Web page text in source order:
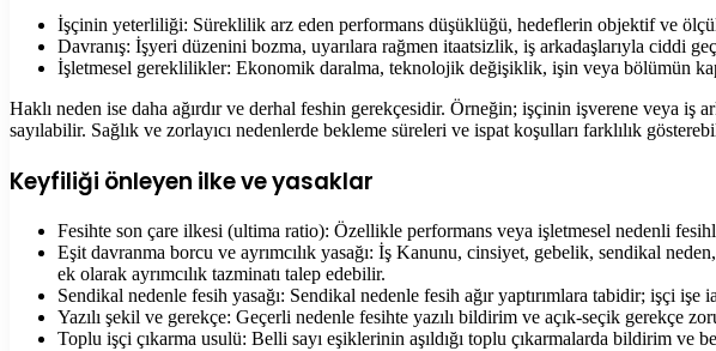
İşçinin yeterliliği: Süreklilik arz eden performans düşüklüğü, hedeflerin objektif ve
Davranış: İşyeri düzenini bozma, uyarılara rağmen itaatsizlik, iş arkadaşlarıyla ciddi
İşletmesel gereklilikler: Ekonomik daralma, teknolojik değişiklik, işin veya bölümün
Haklı neden ise daha ağırdır ve derhal feshin gerekçesidir. Örneğin; işçinin işverene veya iş
sayılabilir. Sağlık ve zorlayıcı nedenlerde bekleme süreleri ve ispat koşulları farklılık
Keyfiliği önleyen ilke ve yasaklar
Fesihte son çare ilkesi (ultima ratio): Özellikle performans veya işletmesel nedenli
Eşit davranma borcu ve ayrımcılık yasağı: İş Kanunu, cinsiyet, gebelik, sendikal
ek olarak ayrımcılık tazminatı talep edebilir.
Sendikal nedenle fesih yasağı: Sendikal nedenle fesih ağır yaptırımlara tabidir; işçi
Yazılı şekil ve gerekçe: Geçerli nedenle fesihte yazılı bildirim ve açık-seçik gerekçe
Toplu işçi çıkarma usulü: Belli sayı eşiklerinin aşıldığı toplu çıkarmalarda bildirim